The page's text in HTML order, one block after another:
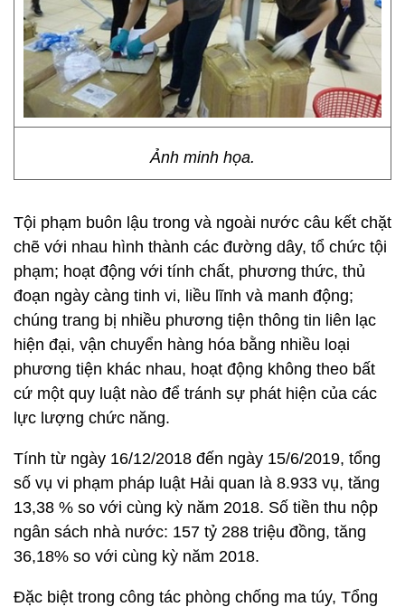
Ảnh minh họa.
Tội phạm buôn lậu trong và ngoài nước câu kết chặt
chẽ với nhau hình thành các đường dây, tổ chức tội
phạm; hoạt động với tính chất, phương thức, thủ
đoạn ngày càng tinh vi, liều lĩnh và manh động;
chúng trang bị nhiều phương tiện thông tin liên lạc
hiện đại, vận chuyển hàng hóa bằng nhiều loại
phương tiện khác nhau, hoạt động không theo bất
cứ một quy luật nào để tránh sự phát hiện của các
lực lượng chức năng.
Tính từ ngày 16/12/2018 đến ngày 15/6/2019, tổng
số vụ vi phạm pháp luật Hải quan là 8.933 vụ, tăng
13,38 % so với cùng kỳ năm 2018. Số tiền thu nộp
ngân sách nhà nước: 157 tỷ 288 triệu đồng, tăng
36,18% so với cùng kỳ năm 2018.
Đặc biệt trong công tác phòng chống ma túy, Tổng